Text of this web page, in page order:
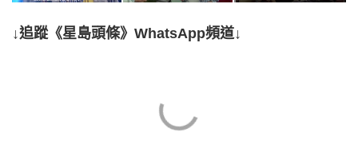
↓追蹤《星島頭條》WhatsApp頻道↓